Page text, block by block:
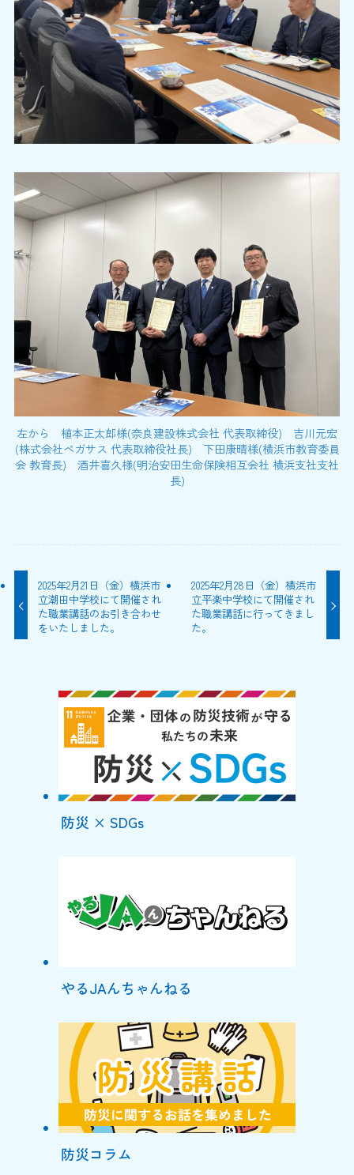
左から 植本正太郎様(奈良建設株式会社 代表取締役) 吉川元宏
(株式会社ペガサス 代表取締役社長) 下田康晴様(横浜市教育委員
会 教育長) 酒井喜久様(明治安田生命保険相互会社 横浜支社支社
長)
2025年2月21日（金）横浜市
立潮田中学校にて開催され
た職業講話のお引き合わせ
をいたしました。
2025年2月28日（金）横浜市
立平楽中学校にて開催され
た職業講話に行ってきまし
た。
防災 × SDGs
やるJAんちゃんねる
防災コラム